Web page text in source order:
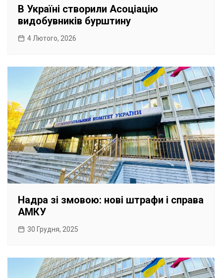
В Україні створили Асоціацію
видобувників бурштину
4 Лютого, 2026
Надра зі змовою: нові штрафи і справа
АМКУ
30 Грудня, 2025